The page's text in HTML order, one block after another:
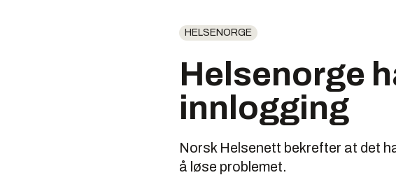
HELSENORGE
Helsenorge
innlogging
Norsk Helsenett bekrefter at det
å løse problemet.